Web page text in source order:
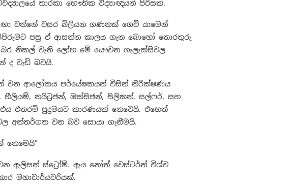
තාරකා භෞතික විද්‍යාඥයන් පිරිසක්.
වන්නේ වසර බිලියන ගණනක් ගෙවී යාමෙන්
පසු ඒ ආසන්න කාලය ගැන බොහෝ තොරතුරු
නිකල් වැනි ලෝහ මේ යෞවන ගැලැක්සිවල
ද වැඩි බවයි.
වන ආලෝකය පර්යේෂකයන් විසින් නිරීක්ෂණය
හීලියම්, නයිට්‍රජන්, ඔක්සිජන්, සිලිකන්, සල්ෆර්, සහ
එතරම් පුදුමයට කාරණයක් නෙවෙයි. එහෙත්
අන්තර්ගත වන බව සොයා ගැනීමයි.
වන ඇලිසන් ස්ට්‍රෝම්. ඇය නෝත් වෙස්ටර්න් විශ්ව
මහාචාර්යවරියක්.